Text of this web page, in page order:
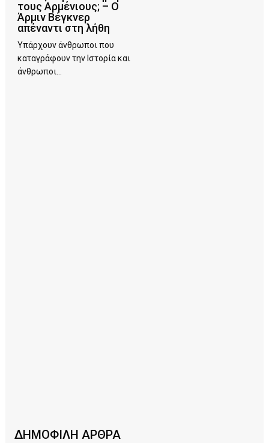
τους Αρμένιους; – Ο
Άρμιν Βέγκνερ
απέναντι στη λήθη
Υπάρχουν άνθρωποι που
καταγράφουν την Ιστορία και
άνθρωποι...
ΔΗΜΟΦΙΛΗ ΑΡΘΡΑ